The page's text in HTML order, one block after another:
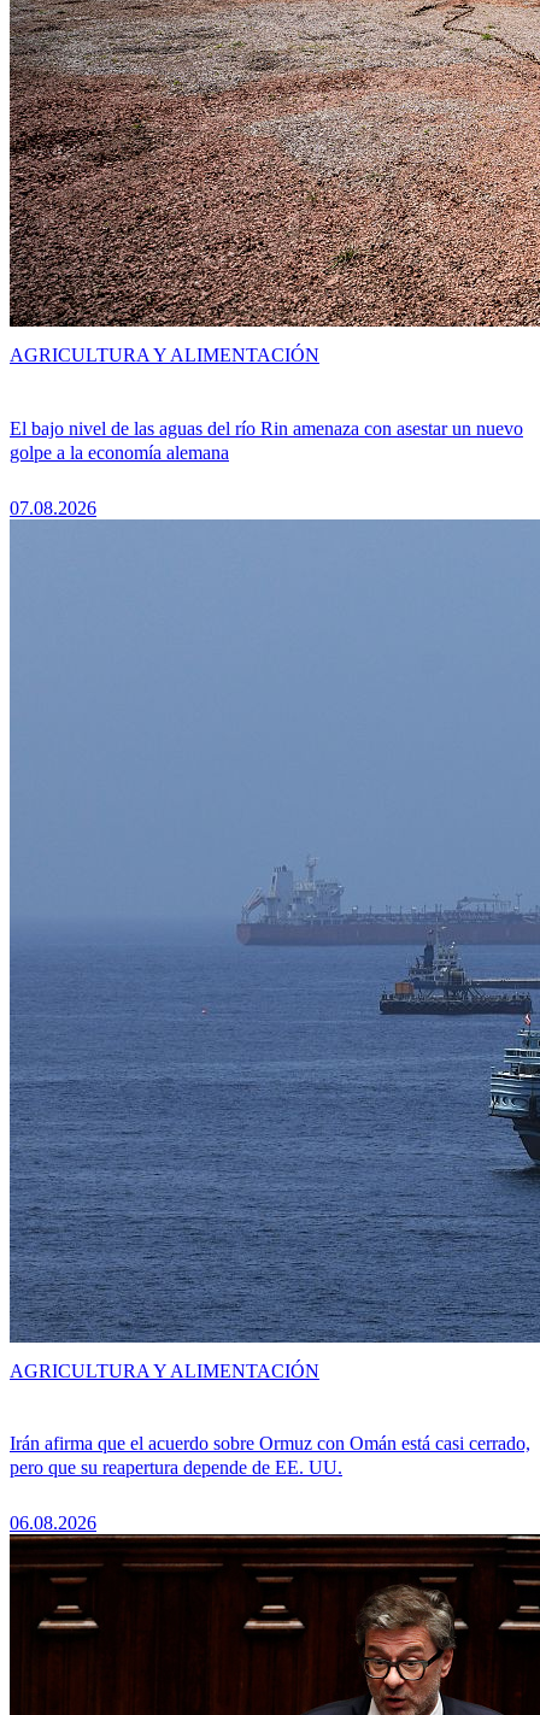
El bajo nivel de las aguas del río Rin amenaza con asestar un nuevo
golpe a la economía alemana
07.08.2026
AGRICULTURA Y ALIMENTACIÓN
Irán afirma que el acuerdo sobre Ormuz con Omán está casi cerrado,
pero que su reapertura depende de EE. UU.
06.08.2026
AGRICULTURA Y ALIMENTACIÓN